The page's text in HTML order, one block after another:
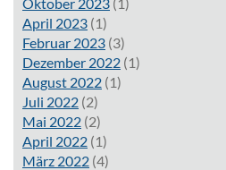
April 2023 (1)
Februar 2023 (3)
Dezember 2022 (1)
August 2022 (1)
Juli 2022 (2)
Mai 2022 (2)
April 2022 (1)
März 2022 (4)